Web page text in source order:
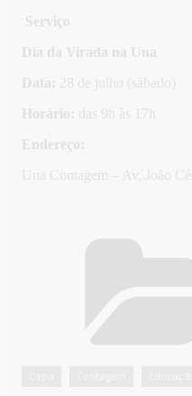
Serviço
Dia da Virada na Una
Data: 28 de julho (sábado)
Horário: das 9h às 17h
Endereço:
Una Contagem – Av. João